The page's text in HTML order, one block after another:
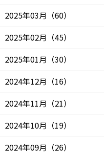
2025年03月 （60）
2025年02月 （45）
2025年01月 （30）
2024年12月 （16）
2024年11月 （21）
2024年10月 （19）
2024年09月 （26）